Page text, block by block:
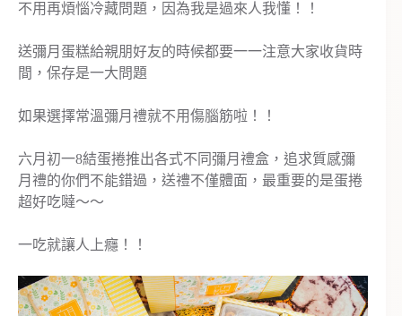
不用再煩惱冷藏問題，因為我是過來人我懂！！
送彌月蛋糕給親朋好友的時候都要一一注意大家收貨時
間，保存是一大問題
如果選擇常溫彌月禮就不用傷腦筋啦！！
六月初一8結蛋捲推出各式不同彌月禮盒，追求質感彌
月禮的你們不能錯過，送禮不僅體面，最重要的是蛋捲
超好吃噠～～
一吃就讓人上癮！！